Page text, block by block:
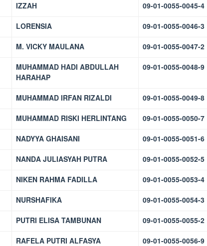
IZZAH 09-01-0055-0045-4
LORENSIA 09-01-0055-0046-3
M. VICKY MAULANA 09-01-0055-0047-2
MUHAMMAD HADI ABDULLAH
HARAHAP
09-01-0055-0048-9
MUHAMMAD IRFAN RIZALDI 09-01-0055-0049-8
MUHAMMAD RISKI HERLINTANG 09-01-0055-0050-7
NADYYA GHAISANI 09-01-0055-0051-6
NANDA JULIASYAH PUTRA 09-01-0055-0052-5
NIKEN RAHMA FADILLA 09-01-0055-0053-4
NURSHAFIKA 09-01-0055-0054-3
PUTRI ELISA TAMBUNAN 09-01-0055-0055-2
RAFELA PUTRI ALFASYA 09-01-0055-0056-9